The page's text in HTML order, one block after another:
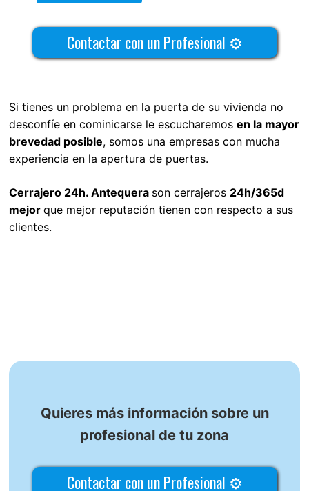
Contactar con un Profesional ⚙
Si tienes un problema en la puerta de su vivienda no
desconfíe en cominicarse le escucharemos en la mayor
brevedad posible, somos una empresas con mucha
experiencia en la apertura de puertas.
Cerrajero 24h. Antequera son cerrajeros 24h/365d
mejor que mejor reputación tienen con respecto a sus
clientes.
Quieres más información sobre un
profesional de tu zona
Contactar con un Profesional ⚙